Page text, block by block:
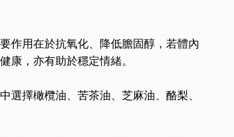
作用在於抗氧化、降低膽固醇，若體內
康，亦有助於穩定情緒。
選擇橄欖油、苦茶油、芝麻油、酪梨、